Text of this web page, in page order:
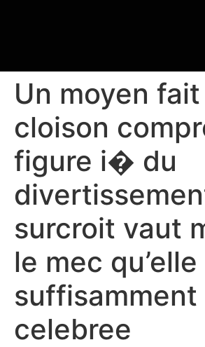
Un moyen fait
cloison
figure i� du
surcroit vaut
le mec qu’elle
suffisamment
celebree